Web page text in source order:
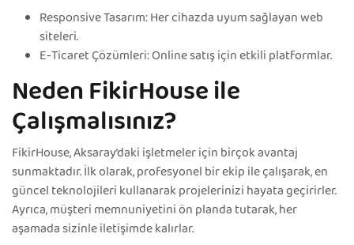
Responsive Tasarım: Her cihazda uyum sağlayan web
siteleri.
E-Ticaret Çözümleri: Online satış için etkili platformlar.
Neden FikirHouse ile
Çalışmalısınız?
FikirHouse, Aksaray’daki işletmeler için birçok avantaj
sunmaktadır. İlk olarak, profesyonel bir ekip ile çalışarak, en
güncel teknolojileri kullanarak projelerinizi hayata geçirirler.
Ayrıca, müşteri memnuniyetini ön planda tutarak, her
aşamada sizinle iletişimde kalırlar.